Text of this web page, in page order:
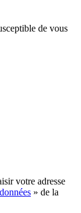
de vous
votre adresse
» de la